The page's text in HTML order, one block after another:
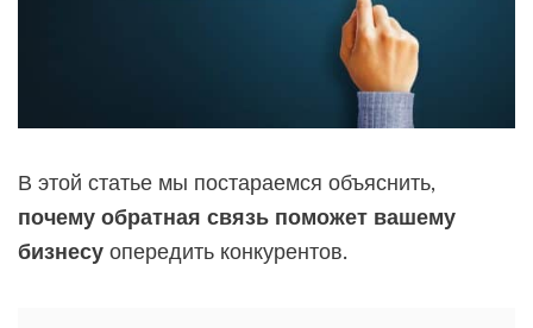
В этой статье мы постараемся объяснить,
почему обратная связь поможет вашему
бизнесу опередить конкурентов.